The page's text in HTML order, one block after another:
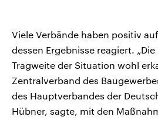
Viele Verbände haben positiv
dessen Ergebnisse reagiert.
Tragweite der Situation wohl
Zentralverband des
des Hauptverbandes der
Hübner, sagte, mit den